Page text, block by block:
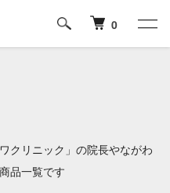
0
クリニック」の院長やながわ
品一覧です